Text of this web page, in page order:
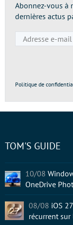
Abonnez-vous à
dernières actus
Politique de
TOM'S GUIDE
10/08
OneDrive
08/08 iOS
récurrent sur